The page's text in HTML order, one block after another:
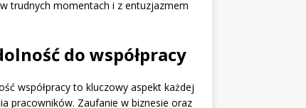
trudnych momentach i z entuzjazmem
do współpracy
współpracy to kluczowy aspekt każdej
pracowników. Zaufanie w biznesie oraz